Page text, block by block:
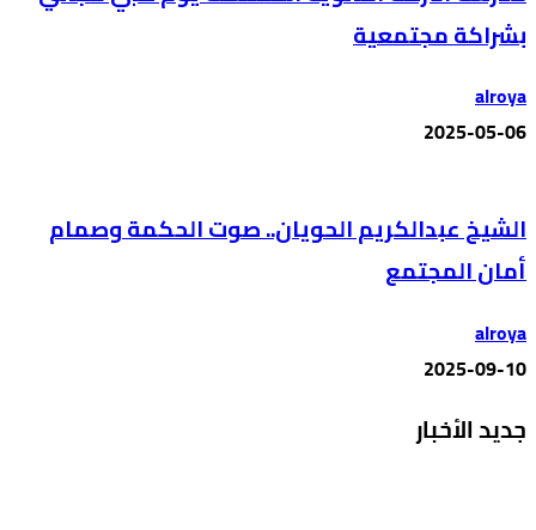
بشراكة مجتمعية
alroya
2025-05-06
الشيخ عبدالكريم الحويان.. صوت الحكمة وصمام
أمان المجتمع
alroya
2025-09-10
جديد الأخبار